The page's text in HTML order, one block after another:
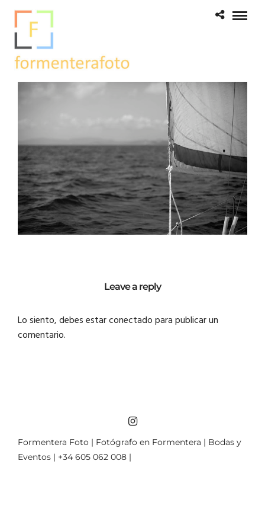
Leave a reply
Lo siento, debes estarconectadopara publicar un
comentario.
Formentera Foto | Fotógrafo en Formentera | Bodas y
Eventos | +34 605 062 008 |